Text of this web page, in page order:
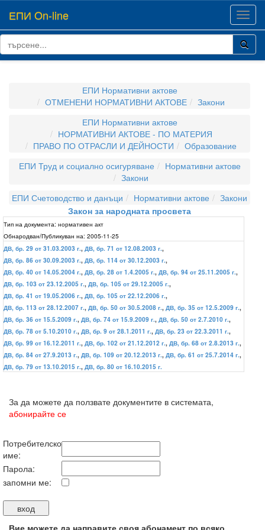
ЕПИ On-line
ЕПИ Нормативни актове
ОТМЕНЕНИ НОРМАТИВНИ АКТОВЕ
Закони
ЕПИ Нормативни актове
НОРМАТИВНИ АКТОВЕ - ПО МАТЕРИЯ
ПРАВО ПО ОТРАСЛИ И ДЕЙНОСТИ
Образование
ЕПИ Труд и социално осигуряване
Нормативни актове
Закони
ЕПИ Счетоводство и данъци
Нормативни актове
Закони
Закон за народната просвета
Тип на документа: нормативен акт
Обнародван/Публикуван на: 2005-11-25
ДВ, бр. 29 от 31.03.2003 г., ДВ, бр. 71 от 12.08.2003 г.,
ДВ, бр. 86 от 30.09.2003 г., ДВ, бр. 114 от 30.12.2003 г.,
ДВ, бр. 40 от 14.05.2004 г., ДВ, бр. 28 от 1.4.2005 г., ДВ, бр. 94 от 25.11.2005 г.,
ДВ, бр. 103 от 23.12.2005 г., ДВ, бр. 105 от 29.12.2005 г.,
ДВ, бр. 41 от 19.05.2006 г., ДВ, бр. 105 от 22.12.2006 г.,
ДВ, бр. 113 от 28.12.2007 г., ДВ, бр. 50 от 30.5.2008 г., ДВ, бр. 35 от 12.5.2009 г.,
ДВ, бр. 36 от 15.5.2009 г., ДВ, бр. 74 от 15.9.2009 г., ДВ, бр. 50 от 2.7.2010 г.,
ДВ, бр. 78 от 5.10.2010 г., ДВ, бр. 9 от 28.1.2011 г., ДВ, бр. 23 от 22.3.2011 г.,
ДВ, бр. 99 от 16.12.2011 г., ДВ, бр. 102 от 21.12.2012 г., ДВ, бр. 68 от 2.8.2013 г.,
ДВ, бр. 84 от 27.9.2013 г., ДВ, бр. 109 от 20.12.2013 г., ДВ, бр. 61 от 25.7.2014 г.,
ДВ, бр. 79 от 13.10.2015 г., ДВ, бр. 80 от 16.10.2015 г.
За да можете да ползвате документите в системата,
абонирайте се
Потребителско
име:
Парола:
запомни ме:
Вие можете да направите своя абонамент по всяко